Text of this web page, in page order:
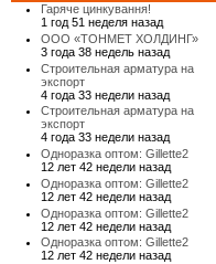
Гаряче цинкування!
1 год 51 неделя назад
ООО «ТОНМЕТ ХОЛДИНГ»
3 года 38 недель назад
Строительная арматура на
экспорт
4 года 33 недели назад
Строительная арматура на
экспорт
4 года 33 недели назад
Одноразка оптом: Gillette2
12 лет 42 недели назад
Одноразка оптом: Gillette2
12 лет 42 недели назад
Одноразка оптом: Gillette2
12 лет 42 недели назад
Одноразка оптом: Gillette2
12 лет 42 недели назад